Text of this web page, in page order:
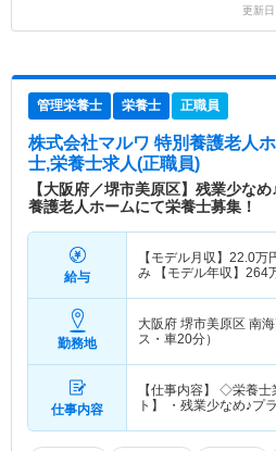
更新
管理栄養士 栄養士 正職員
株式会社マルワ 特別養護老人
士,栄養士求人(正職員)
【大阪府／堺市美原区】残業少な
養護老人ホームにて栄養士募集！
給与
【モデル月収】 22.0万
み 【モデル年収】 264
勤務地
大阪府 堺市美原区 南
ス・車20分）
仕事内容
【仕事内容】 ◇栄養士業務全般 【
ト】 ・残業少なめ♪プ